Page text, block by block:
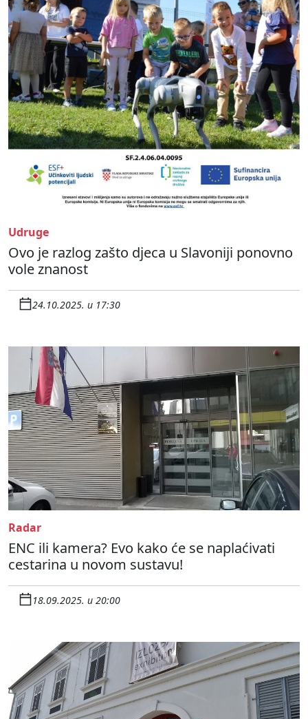
Udruge
Ovo je razlog zašto djeca u Slavoniji ponovno
vole znanost
24.10.2025. u 17:30
Radar
ENC ili kamera? Evo kako će se naplaćivati
cestarina u novom sustavu!
18.09.2025. u 20:00